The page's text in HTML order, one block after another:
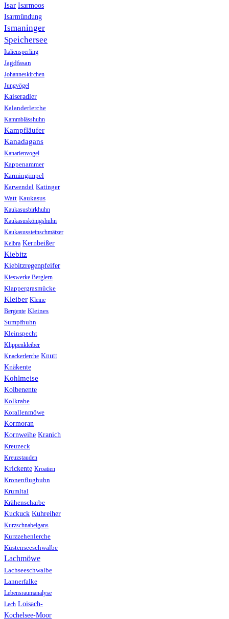
Isar Isarmoos
Isarmündung
Ismaninger
Speichersee
Italiensperling
Jagdfasan
Johanneskirchen
Jungvögel
Kaiseradler
Kalanderlerche
Kammblässhuhn
Kampfläufer
Kanadagans
Kanarienvogel
Kappenammer
Karmingimpel
Karwendel Katinger
Watt Kaukasus
Kaukasusbirkhuhn
Kaukasuskönigshuhn
Kaukasussteinschmätzer
Kelbra Kernbeißer
Kiebitz
Kiebitzregenpfeifer
Kieswerke Berglern
Klappergrasmücke
Kleiber Kleine
Bergente Kleines
Sumpfhuhn
Kleinspecht
Klippenkleiber
Knackerlerche Knutt
Knäkente
Kohlmeise
Kolbenente
Kolkrabe
Korallenmöwe
Kormoran
Kornweihe Kranich
Kreuzeck
Kreuzstauden
Krickente Kroatien
Kronenflughuhn
Krumltal
Krähenscharbe
Kuckuck Kuhreiher
Kurzschnabelgans
Kurzzehenlerche
Küstenseeschwalbe
Lachmöwe
Lachseeschwalbe
Lannerfalke
Lebensraumanalyse
Lech Loisach-
Kochelsee-Moor